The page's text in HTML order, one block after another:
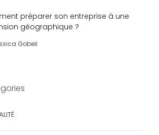
préparer son entreprise à une
géographique ?
Gobeil